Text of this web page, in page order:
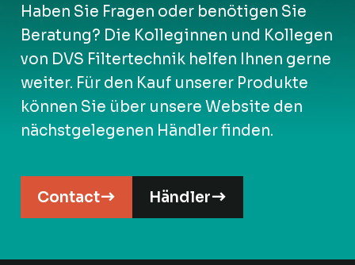
Haben Sie Fragen oder benötigen Sie
Beratung? Die Kolleginnen und Kollegen
von DVS Filtertechnik helfen Ihnen gerne
weiter. Für den Kauf unserer Produkte
können Sie über unsere Website den
nächstgelegenen Händler finden.
Contact Händler